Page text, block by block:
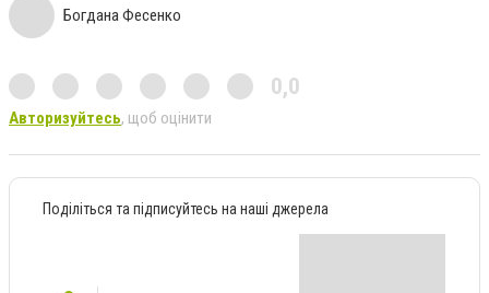
Богдана Фесенко
0,0
Авторизуйтесь, щоб оцінити
Поділіться та підписуйтесь на наші джерела